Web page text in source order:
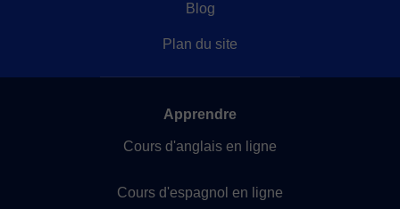
Blog
Plan du site
Apprendre
Cours d'anglais en ligne
Cours d'espagnol en ligne